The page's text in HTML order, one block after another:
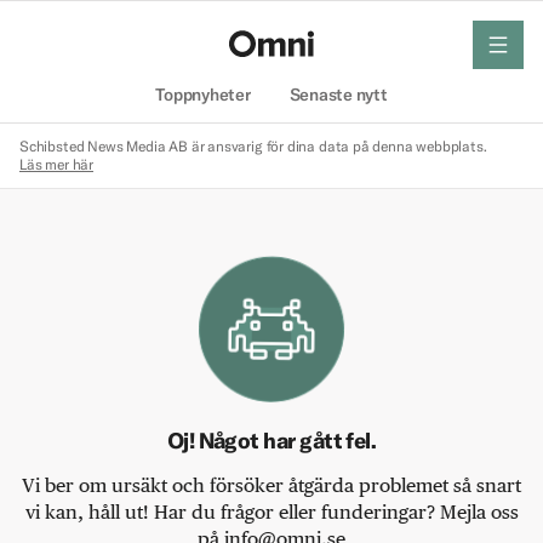
Toppnyheter Senaste nytt
meny
Schibsted News Media AB är ansvarig för dina data på denna webbplats.
Läs mer här
Oj! Något har gått fel.
Vi ber om ursäkt och försöker åtgärda problemet så snart
vi kan, håll ut! Har du frågor eller funderingar? Mejla oss